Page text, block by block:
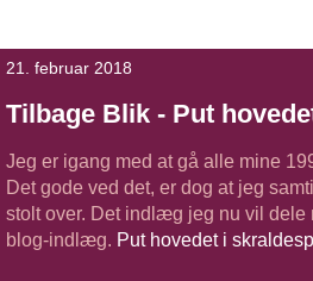
21. februar 2018
Tilbage Blik - Put
Jeg er igang med at gå alle mine
Det gode ved det, er dog at jeg
stolt over. Det indlæg jeg nu vil dele
blog-indlæg. Put hovedet i